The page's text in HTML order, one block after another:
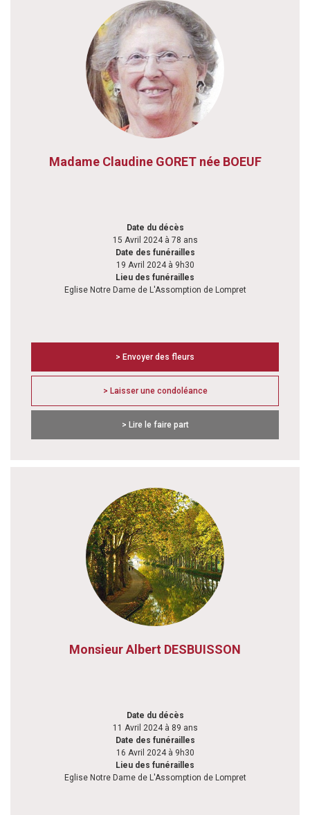
Madame Claudine GORET née BOEUF
Date du décès
15 Avril 2024 à 78 ans
Date des funérailles
19 Avril 2024 à 9h30
Lieu des funérailles
Eglise Notre Dame de L'Assomption de Lompret
> Envoyer des fleurs
> Laisser une condoléance
> Lire le faire part
Monsieur Albert DESBUISSON
Date du décès
11 Avril 2024 à 89 ans
Date des funérailles
16 Avril 2024 à 9h30
Lieu des funérailles
Eglise Notre Dame de L'Assomption de Lompret